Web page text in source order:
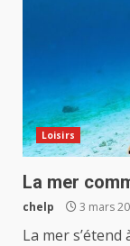
Loisirs
La mer
chelp 3 mars
La mer